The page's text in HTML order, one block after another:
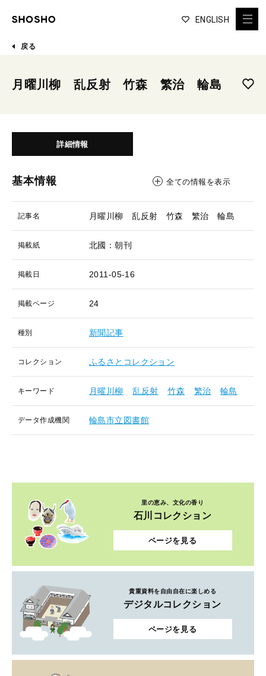
ENGLISH
戻る
月曜川柳 乱反射 竹森 繁治 輪島
詳細情報
基本情報 全ての情報を表示
記事名 月曜川柳 乱反射 竹森 繁治 輪島
掲載紙 北國：朝刊
掲載日 2011-05-16
掲載ページ 24
種別 新聞記事
コレクション ふるさとコレクション
キーワード 月曜川柳 乱反射 竹森 繁治 輪島
データ作成機関 輪島市立図書館
里の恵み、文化の香り
石川コレクション
ページを見る
貴重資料を自由自在に楽しめる
デジタルコレクション
ページを見る